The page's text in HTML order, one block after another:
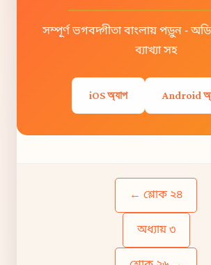
সম্পূর্ণ ভগবদ্গীতা বাংলায় পড়ুন -
ব্যাখ্যা সহ
iOS অ্যাপ Android
← শ্লোক ২৪
অধ্যায় ৩